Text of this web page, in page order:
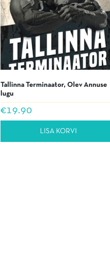
Tallinna Terminaator, Olev Annuse
lugu
€19.90
LISA KORVI